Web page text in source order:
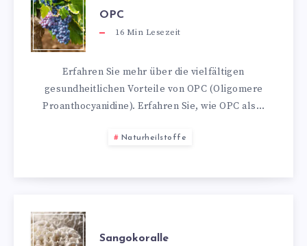
OPC
16 Min Lesezeit
Erfahren Sie mehr über die vielfältigen
gesundheitlichen Vorteile von OPC (Oligomere
Proanthocyanidine). Erfahren Sie, wie OPC als…
Naturheilstoffe
Sangokoralle